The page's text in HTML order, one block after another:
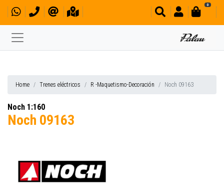
0
Home Trenes eléctricos R -Maquetismo-Decoración Noch 09163
Noch 1:160
Noch 09163